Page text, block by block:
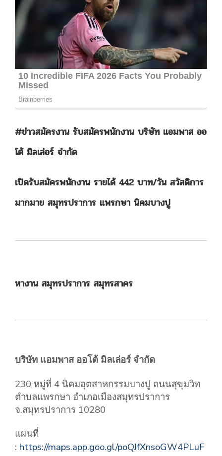
#ข่าวสมัครงาน รับสมัครพนักงาน บริษัท แอมพาส ออ
โต้ มิลเล่อร์ จํากัด
เปิดรับสมัครพนักงาน รายได้ 442 บาท/วัน สวัสดิการ
มากมาย สมุทรปราการ แพรกษา นิคมบางปู
หางาน สมุทรปราการ สมุทรสาคร
บริษัท แอมพาส ออโต้ มิลเล่อร์ จํากัด
230 หมู่ที่ 4 นิคมอุตสาหกรรมบางปู ถนนสุขุมวิท
ตำบลแพรกษา อำเภอเมืองสมุทรปราการ
จ.สมุทรปราการ 10280
แผนที่
: https://maps.app.goo.gl/poQJfXnsoGW4PLuF